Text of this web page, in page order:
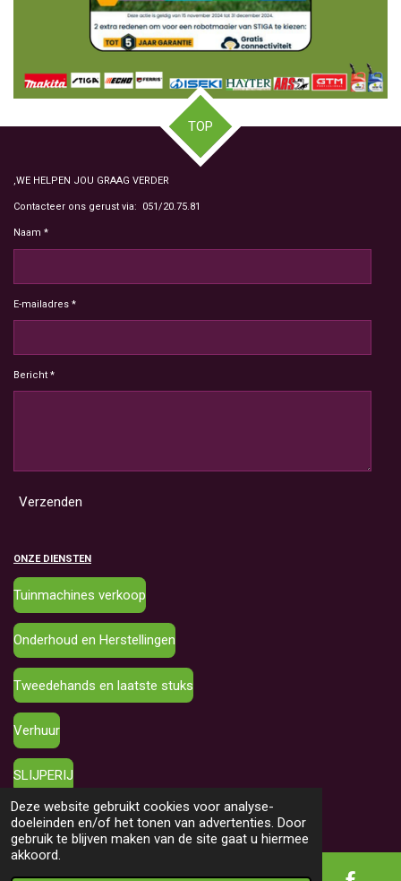
Deze website gebruikt cookies voor analyse-
doeleinden en/of het tonen van advertenties. Door
gebruik te blijven maken van de site gaat u hiermee
akkoord.
TOP
,WE HELPEN JOU GRAAG VERDER
Contacteer ons gerust via: 051/20.75.81
Naam *
E-mailadres *
Bericht *
Verzenden
ONZE DIENSTEN
Tuinmachines verkoop
Onderhoud en Herstellingen
Tweedehands en laatste stuks
Verhuur
SLIJPERIJ
© 2024 - 2026 Tuinmachines Roose
Powered byJouwWeb